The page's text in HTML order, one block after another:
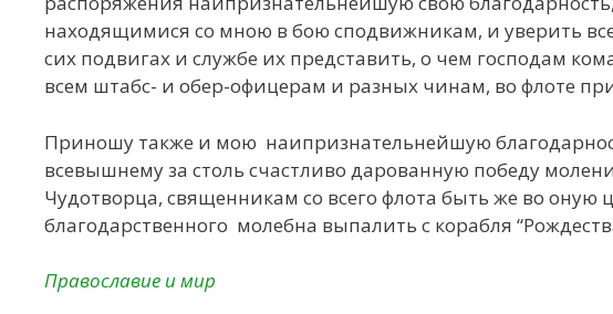
находящимися со мною в бою сподвижникам, и уверить
сих подвигах и службе их представить, о чем господам
всем штабс- и обер-офицерам и разных чинам, во флоте
Приношу также и мою наипризнательнейшую
всевышнему за столь счастливо дарованную победу
Чудотворца, священникам со всего флота быть же во оную
благодарственного молебна выпалить с корабля
Православие и мир